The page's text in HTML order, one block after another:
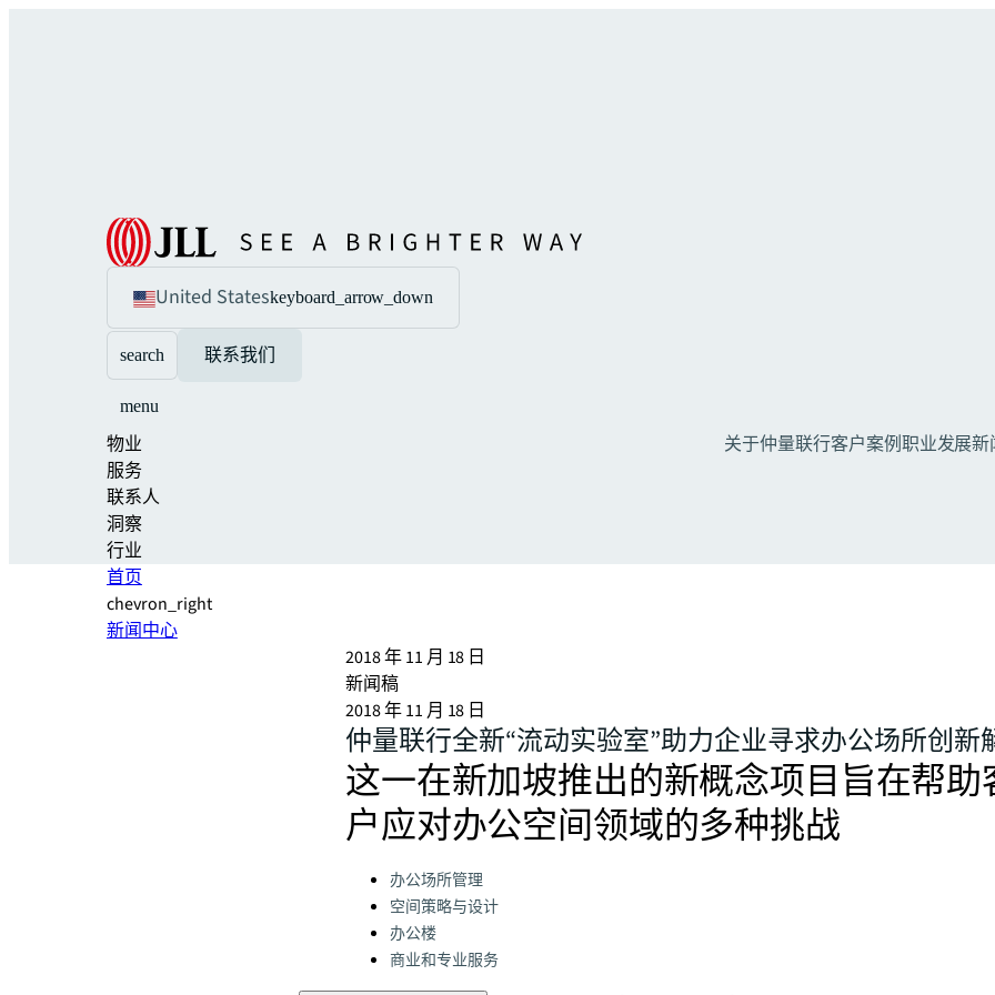
United Stateskeyboard_arrow_down
search 联系我们
menu
物业
服务
联系人
洞察
行业
关于仲量联行客户案例职业发展新
首页
chevron_right
新闻中心
2018 年 11 月 18 日
新闻稿
2018 年 11 月 18 日
仲量联行全新“流动实验室”助力企业寻求办公场所创新
这一在新加坡推出的新概念项目旨在帮助
户应对办公空间领域的多种挑战
Categories:
办公场所管理
空间策略与设计
办公楼
商业和专业服务